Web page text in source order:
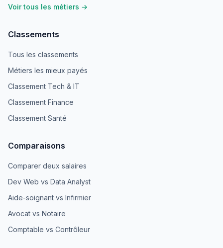
Voir tous les métiers →
Classements
Tous les classements
Métiers les mieux payés
Classement Tech & IT
Classement Finance
Classement Santé
Comparaisons
Comparer deux salaires
Dev Web vs Data Analyst
Aide-soignant vs Infirmier
Avocat vs Notaire
Comptable vs Contrôleur